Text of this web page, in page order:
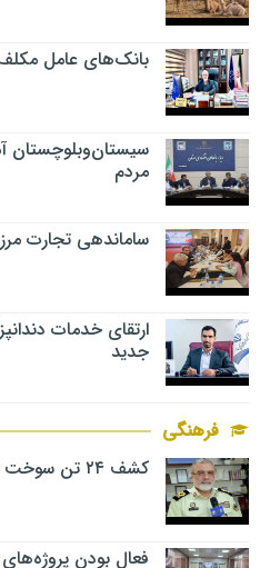
بانک‌های عامل
سیستان‌وبلوچستان
مردم
ساماندهی تجارت
ارتقای خدمات
جدید
فرهنگی
کشف ۲۴ تن سوخت قاچاق در زاهدان
فعال بودن پروژه‌های راه